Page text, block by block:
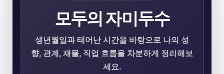
모두의 자미두수
생년월일과 태어난 시간을 바탕으로 나의 성
향, 관계, 재물, 직업 흐름을 차분하게 정리해보
세요.